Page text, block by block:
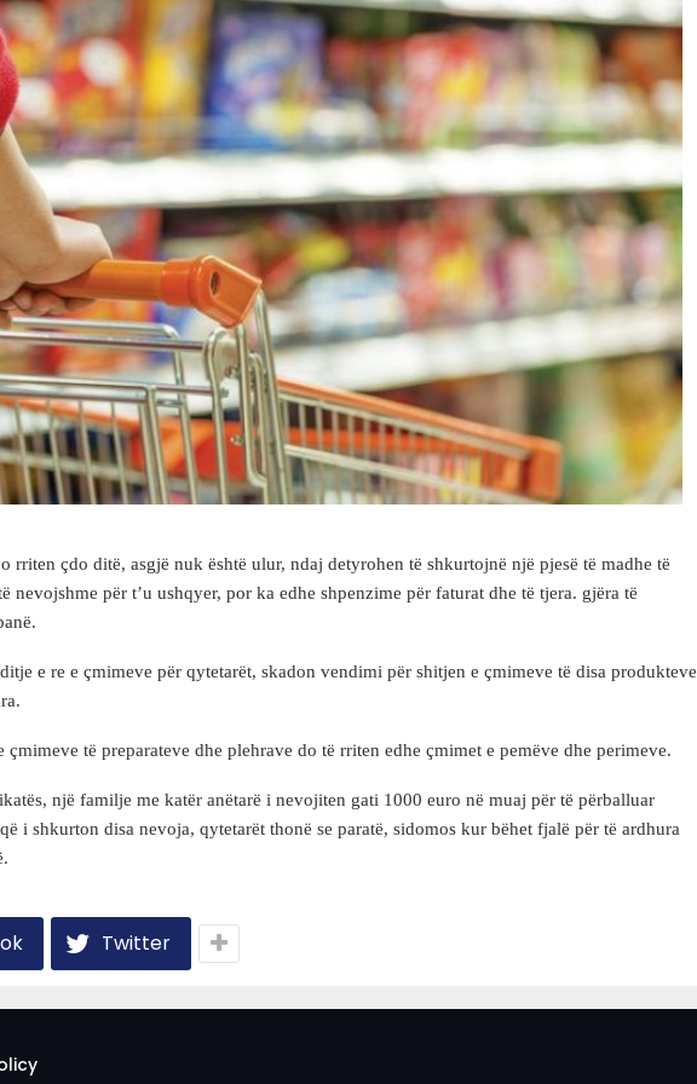
rriten çdo ditë, asgjë nuk është ulur, ndaj detyrohen të shkurtojnë një pjesë të madhe të
nevojshme për t’u ushqyer, por ka edhe shpenzime për faturat dhe të tjera. gjëra të
e re e çmimeve për qytetarët, skadon vendimi për shitjen e çmimeve të disa produkteve
çmimeve të preparateve dhe plehrave do të rriten edhe çmimet e pemëve dhe perimeve.
një familje me katër anëtarë i nevojiten gati 1000 euro në muaj për të përballuar
i shkurton disa nevoja, qytetarët thonë se paratë, sidomos kur bëhet fjalë për të ardhura
Twitter